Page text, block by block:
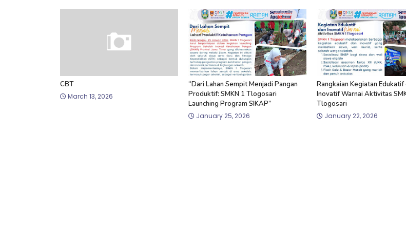
CBT
March 13, 2026
“Dari Lahan Sempit Menjadi Pangan
Produktif: SMKN 1 Tlogosari
Launching Program SIKAP”
January 25, 2026
Rangkaian Kegiatan Edukatif
Inovatif Warnai Aktivitas
Tlogosari
January 22, 2026